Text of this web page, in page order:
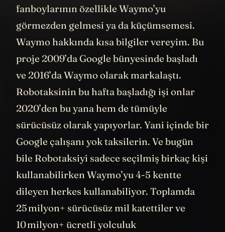
Beni rahatsız eden şeylerden biri Tesla
fanboylarının özellikle Waymo’yu
görmezden gelmesi ya da küçümsemesi.
Waymo hakkında kısa bilgiler vereyim. Bu
proje 2009’da Google bünyesinde başladı
ve 2016’da Waymo olarak markalaştı.
Robotaksinin bu hafta başladığı işi onlar
2020’den bu yana hem de tümüyle
sürücüsüz olarak yapıyorlar. Yani içinde bir
Google çalışanı yok taksilerin. Ve bugün
bile Robotaksiyi sadece seçilmiş birkaç kişi
kullanabilirken Waymo’yu 4-5 kentte
dileyen herkes kullanabiliyor. Toplamda
25 milyon+ sürücüsüz mil katettiler ve